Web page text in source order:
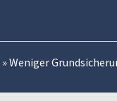
»Weniger